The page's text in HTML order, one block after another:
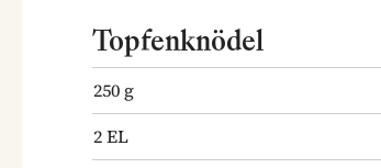
Topfenknödel
250 g
2EL